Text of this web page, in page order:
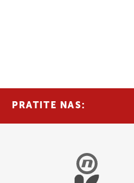
PRATITE NAS: